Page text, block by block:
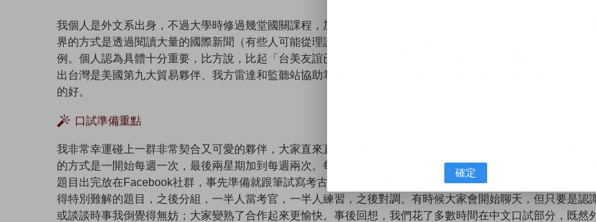
我個人是外文系出身，不過大學時修過幾堂國關課程，加上很早就對這方面有濃厚興趣，並不算完全外行。我
界的方式是透過閱讀大量的國際新聞（有些人可能從理論出發），而讀久了會有自己的觀點，寫或談也很容易
例。個人認為具體十分重要，比方說，比起「台美友誼已久，而且有共同民主等價值，所以美國不會棄臺」，
出台灣是美國第九大貿易夥伴、我方雷達和監聽站協助掌握對岸情勢、台灣半導體產業鏈對美國企業相當關鍵
的好。
口試準備重點
我非常幸運碰上一群非常契合又可愛的夥伴，大家直來直往，開玩笑可以開玩笑，模擬時要追問卻也十分犀利
的方式是一開始每週一次，最後兩星期加到每週兩次。每次要在事前把狀況、專業時事、政宣、個人四類一類
題目出完放在Facebook社群，事先準備就跟筆試寫考古題一樣，先查完資料，然後記熟。見面時會先問問彼
得特別難解的題目，之後分組，一半人當考官，一半人練習，之後對調。有時候大家會開始聊天，但只要是認
或談談時事我倒覺得無妨；大家變熟了合作起來更愉快。事後回想，我們花了多數時間在中文口試部分，既然
確定